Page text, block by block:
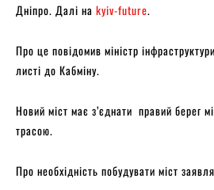
Дніпро. Далі на kyiv-future.
Про це повідомив міністр
листі до Кабміну.
Новий міст має з’єднати правий берег
трасою.
Про необхідність побудувати міст